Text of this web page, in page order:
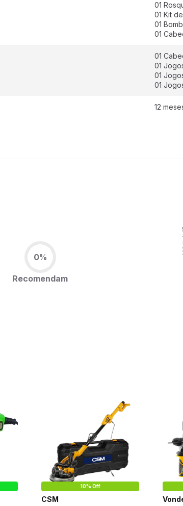
01
01 Kit
01
01
01
01
01
01
12
0%
Recomendam
10% Off
CSM